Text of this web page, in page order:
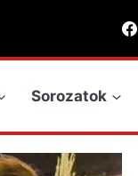
Sorozatok